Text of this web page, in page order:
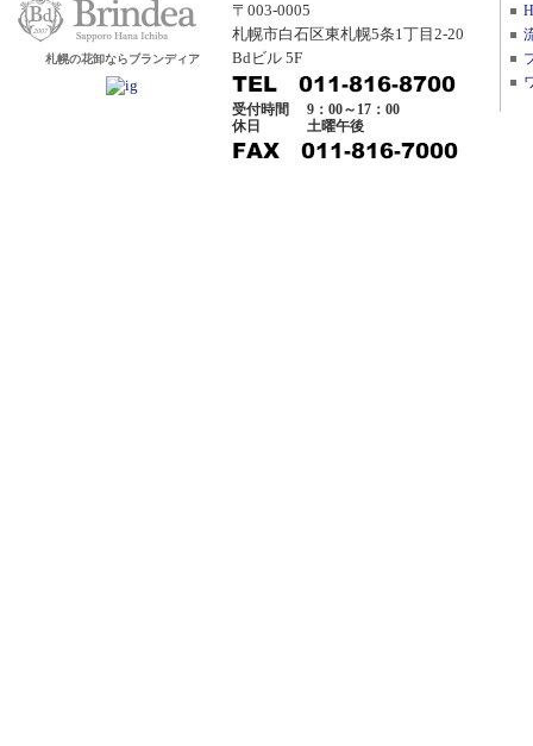
札幌の花卸ならブランディア
〒003-0005
札幌市白石区東札幌5条1丁目2-20
Bdビル 5F
受付時間
9：00～17：00
休日
土曜午後